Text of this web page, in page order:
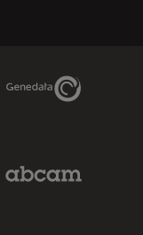
Genedata Link